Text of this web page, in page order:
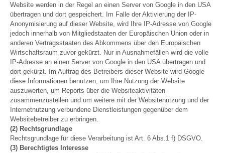
Website werden in der Regel an einen Server von Google in den USA
übertragen und dort gespeichert. Im Falle der Aktivierung der IP-
Anonymisierung auf dieser Website, wird Ihre IP-Adresse von Google
jedoch innerhalb von Mitgliedstaaten der Europäischen Union oder in
anderen Vertragsstaaten des Abkommens über den Europäischen
Wirtschaftsraum zuvor gekürzt. Nur in Ausnahmefällen wird die volle
IP-Adresse an einen Server von Google in den USA übertragen und
dort gekürzt. Im Auftrag des Betreibers dieser Website wird Google
diese Informationen benutzen, um Ihre Nutzung der Website
auszuwerten, um Reports über die Websiteaktivitäten
zusammenzustellen und um weitere mit der Websitenutzung und der
Internetnutzung verbundene Dienstleistungen gegenüber dem
Websitebetreiber zu erbringen.
(2) Rechtsgrundlage
Rechtsgrundlage für diese Verarbeitung ist Art. 6 Abs.1 f) DSGVO.
(3) Berechtigtes Interesse